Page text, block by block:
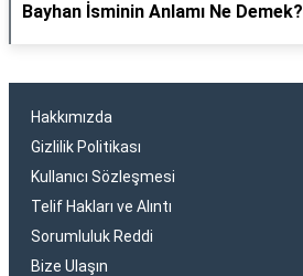
Bayhan İsminin Anlamı Ne Demek?
Hakkımızda
Gizlilik Politikası
Kullanıcı Sözleşmesi
Telif Hakları ve Alıntı
Sorumluluk Reddi
Bize Ulaşın